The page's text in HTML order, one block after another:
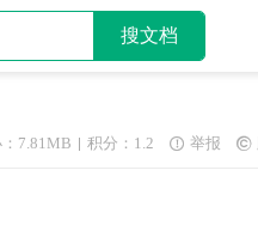
搜文档
7.81MB 积分：1.2  举报 